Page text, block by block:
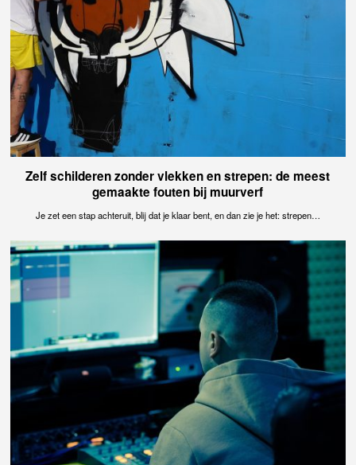
Zelf schilderen zonder vlekken en strepen: de meest
gemaakte fouten bij muurverf
Je zet een stap achteruit, blij dat je klaar bent, en dan zie je het: strepen…